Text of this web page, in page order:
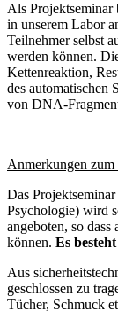
Als
in unserem Labor
Teilnehmer selbst
werden können.
Kettenreaktion,
des automatischen
von DNA-
Anmerkungen zum
Das
Psychologie) wird
angeboten, so
können. Es
Aus
geschlossen zu
Tücher, Schmuck